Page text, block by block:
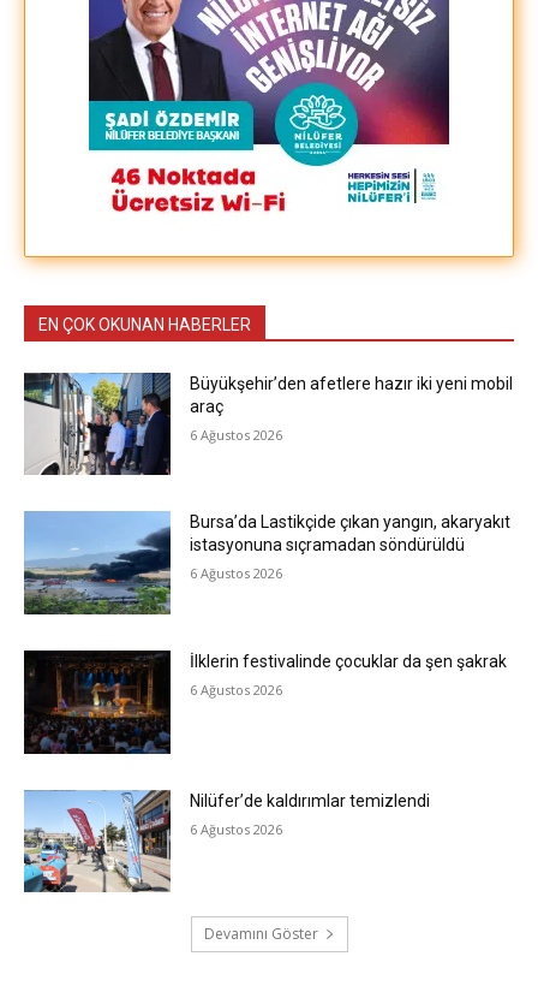
EN ÇOK OKUNAN HABERLER
Büyükşehir’den afetlere hazır iki yeni mobil
araç
6 Ağustos 2026
Bursa’da Lastikçide çıkan yangın, akaryakıt
istasyonuna sıçramadan söndürüldü
6 Ağustos 2026
İlklerin festivalinde çocuklar da şen şakrak
6 Ağustos 2026
Nilüfer’de kaldırımlar temizlendi
6 Ağustos 2026
Devamını Göster